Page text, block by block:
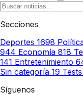
Secciones
Deportes 1698
944 Economía 818
141 Entretenimiento
Sin categoría 19 Tests
Síguenos